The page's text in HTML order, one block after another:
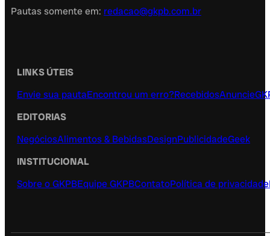
Pautas somente em: redacao@gkpb.com.br
LINKS ÚTEIS
Envie sua pautaEncontrou um erro?RecebidosAnuncie
EDITORIAS
NegóciosAlimentos & BebidasDesignPublicidadeGeek
INSTITUCIONAL
Sobre o GKPBEquipe GKPBContatoPolítica de privacidade